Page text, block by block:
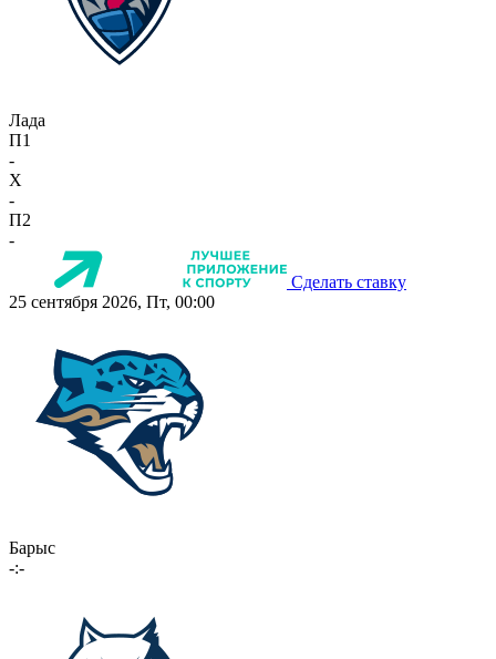
Лада
П1
-
X
-
П2
-
Сделать ставку
25 сентября 2026, Пт, 00:00
Барыс
-:-